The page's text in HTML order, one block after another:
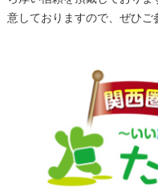
意しておりますので、ぜひご